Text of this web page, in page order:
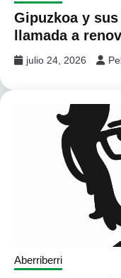
Gipuzkoa y
llamada a
julio 24, 2026
Aberriberri